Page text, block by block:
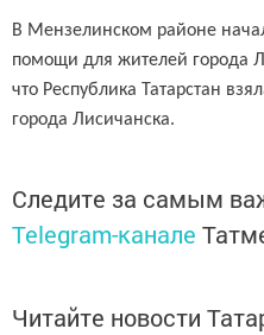
В Мензелинском районе
помощи для жителей города
что Республика Татарстан
города Лисичанска.
Следите за самым
Telegram-канале
Читайте новости